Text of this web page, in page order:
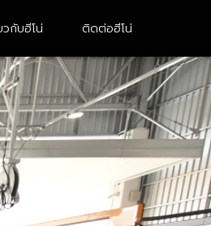
หัวลาก
UM1AL3B-BDDMH
FG8JH3B
วกับฮีโน่ ติดต่อฮีโน่